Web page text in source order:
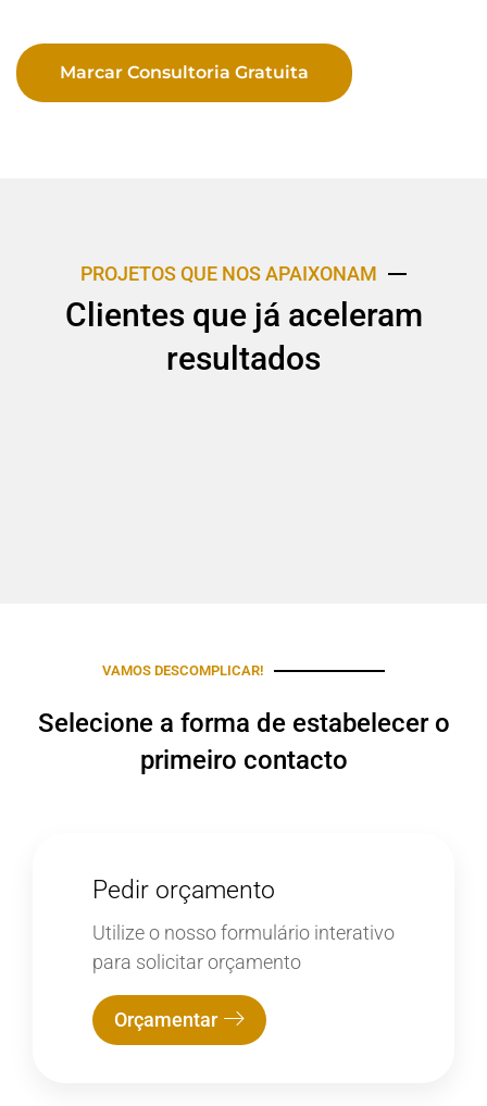
Marcar Consultoria Gratuita
PROJETOS QUE NOS APAIXONAM
Clientes que já aceleram
resultados
VAMOS DESCOMPLICAR!
Selecione a forma de estabelecer o
primeiro contacto
Pedir orçamento
Utilize o nosso formulário interativo
para solicitar orçamento
Orçamentar